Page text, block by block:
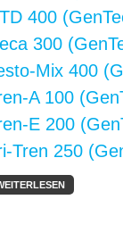
400
300
Mix 400
A 100
E 200
Tren 250